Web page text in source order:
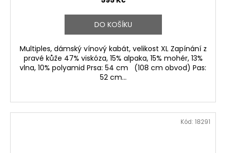
DO KOŠÍKU
Multiples, dámský vínový kabát, velikost XL Zapínání z
pravé kůže 47% viskóza, 15% alpaka, 15% mohér, 13%
vlna, 10% polyamid Prsa: 54 cm (108 cm obvod) Pas:
52 cm...
Kód: 18291